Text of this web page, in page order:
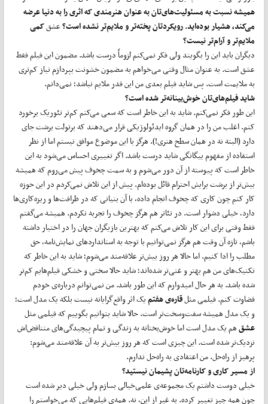
همیشه نسبت به مسئولیت‌های‌تان به عنوان هنرمندی که اثری را به دنیا عرضه
می‌کند، هشیار بوده‌اید. رویکردتان پخته‌تر و ملایم‌تر نشده است؟عشقکمی
ملایم‌تر و آرام‌تر نیست؟
دیگران باید این را بگویند ولی فکر نمی‌کنم لزوماً درست باشد. مضمون این فیلم فقط
عشق است. به عنوان مثال وقتی می‌خواهم به مضمون خشونت بپردازم نیاز کم‌تری
به ملایمت است. پس شاید فیلم بعدی من این ‌قدر ملایم نباشد؛ نمی‌دانم.
شاید فیلم‌های‌تان خوش‌بینانه‌تر شده‌ است؟
این‌ طور فکر نمی‌کنم. شاید به این خاطر است که سعی می‌کنم کم‌تر تئوریک برخورد
کنم. اغلب من را در همان گروه ایدئولوژیکی قرار می‌دهند که برتولت برشت جای
دارد (البته نه در همان سطح هنری!). هرگز با این موضوع موافق نیستم اما از نظر
استفاده از مفهوم بیگانگی شاید درست باشد. اگر تغییری احساس می‌شود به این
خاطر است که پیوسته از آن دور می‌شوم و به سمت چخوف پیش می‌روم که همیشه
بیش‌تر از برشت برایش احترام قائل بوده‌ام. پیش از این تلاش نمی‌کردم در این حوزه
کار کنم چون کاری که چخوف انجام داده، با آن بنیانی که در ظرافت‌ها و ریزه‌کاری‌ها
دارد، خیلی دشوار است. در تئاتر هم هرگز چخوف را تجربه نکردم. همیشه می‌گفتم
فقط وقتی برای این کار تلاش می‌کنم که بهترین بازیگران جهان را در اختیار داشته
باشم، تازه آن‌ وقت هم هرگز نمی‌توانیم با توجه به استانداردهای نمایش‌نامه، حق
مطلب را ادا کنیم. اما حالا هر روز بیش‌تر علاقه‌مند می‌شوم؛ شاید به این خاطر که
تکنیک‌های من هم بهتر و غنی‌تر شده‌اند؛ شاید حالا سختی و خشکی فیلم‌هایم کم‌تر
شده باشد. به هر حال امیدوارم که این‌ طور باشد. من نمی‌توانم درباره‌ی خودم
قضاوت کنم. فیلمی مثلقاره‌ی هفتمیک اثر واقع‌گرایانه نیست بلکه یک مدل است؛
و یک مدل همیشه سفت‌و‌سخت‌تر است. حالا شاید بتوانیم بگوییم که فیلمی مثل
عشقهم یک مدل است اما خوش‌بختانه به زندگی و تمام پیچیدگی‌های متناقض‌اش
نزدیک‌تر شده است. این چیزی است که هر روز بیش‌تر به آن علاقه‌مند می‌شوم:
پرهیز از راه‌حل. من اعتقادی به راه‌حل ندارم.
از مسیر کاری و کارنامه‌تان پشیمان نیستید؟
خیلی دوست داشتم یک مجموعه‌ی علمی‌خیالی بسازم ولی خیلی دیر شده است
چون همه چیز تغییر کرده. به غیر از این، نه. همه‌ی فیلم‌هایی که می‌خواستم را